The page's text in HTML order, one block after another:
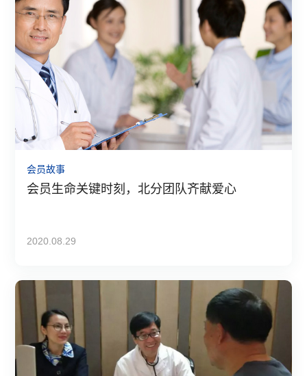
会员故事
会员生命关键时刻，北分团队齐献爱心
2020.08.29